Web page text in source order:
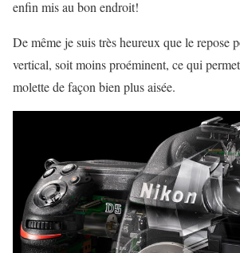
enfin mis au bon endroit!
De même je suis très heureux que le repose
vertical, soit moins proéminent, ce qui
molette de façon bien plus aisée.